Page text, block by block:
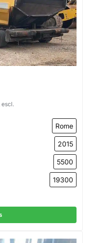
escl.
Rome
2015
5500
19300